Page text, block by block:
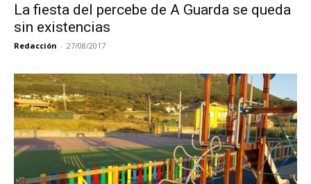
La fiesta del percebe de A Guarda se queda
sin existencias
Redacción - 27/08/2017